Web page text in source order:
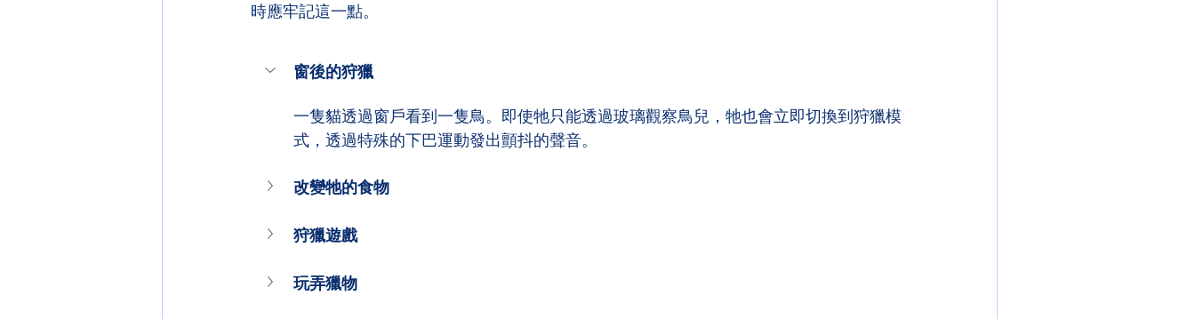
時應牢記這一點。
窗後的狩獵
一隻貓透過窗戶看到一隻鳥。即使牠只能透過玻璃觀察鳥兒，牠也會立即切換到狩獵模
式，透過特殊的下巴運動發出顫抖的聲音。
改變牠的食物
狩獵遊戲
玩弄獵物